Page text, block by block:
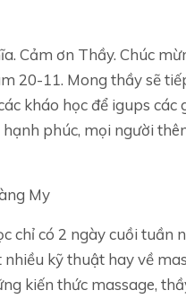
Cảm ơn Thầy. Chúc
20-11. Mong thầy sẽ
kháo học để igups các
phúc, mọi người
My
chỉ có 2 ngày cuồi tuần
kỹ thuật hay về
kiến thức massage,